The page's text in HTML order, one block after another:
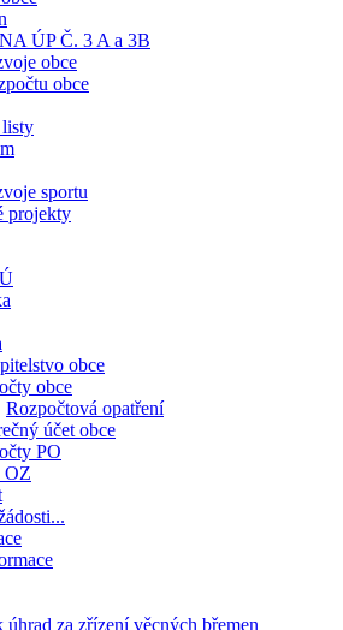
ÚP Č. 3 A a 3B
obce
obce
listy
sportu
projekty
obce
obce
Rozpočtová opatření
účet obce
PO
OZ
úhrad za zřízení věcných břemen